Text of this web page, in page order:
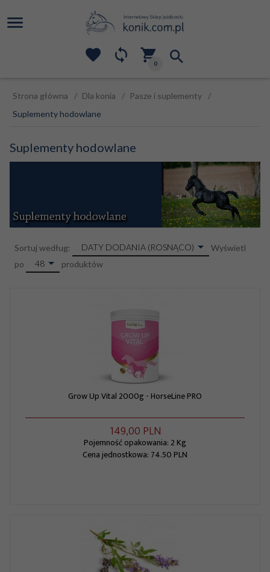
0
Strona główna Dla konia
Pasze i suplementy
Suplementy hodowlane
Suplementy hodowlane
Sortuj według: sortDATY DODANIA (ROSNĄCO)
Wyświetl
po
pop48 produktów
Grow Up Vital 2000g - HorseLine PRO
149,00 PLN
Pojemność opakowania: 2 Kg
Cena jednostkowa: 74.50 PLN